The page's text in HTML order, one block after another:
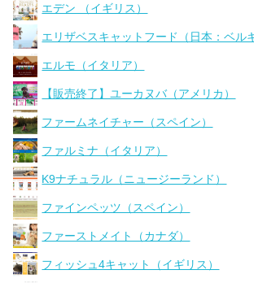
エデン （イギリス）
エリザベスキャットフード（日本：ベル
エルモ（イタリア）
【販売終了】ユーカヌバ（アメリカ）
ファームネイチャー（スペイン）
ファルミナ（イタリア）
K9ナチュラル（ニュージーランド）
ファインペッツ（スペイン）
ファーストメイト（カナダ）
フィッシュ4キャット（イギリス）